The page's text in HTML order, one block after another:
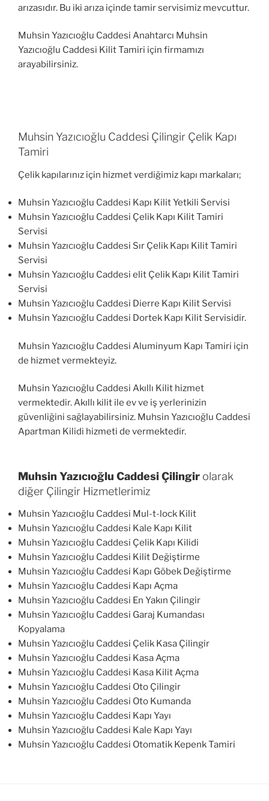
arızasıdır. Bu iki arıza içinde tamir servisimiz mevcuttur.
Muhsin Yazıcıoğlu Caddesi Anahtarcı Muhsin
Yazıcıoğlu Caddesi Kilit Tamiri için firmamızı
arayabilirsiniz.
Muhsin Yazıcıoğlu Caddesi Çilingir Çelik Kapı
Tamiri
Çelik kapılarınız için hizmet verdiğimiz kapı markaları;
Muhsin Yazıcıoğlu Caddesi Kapı Kilit Yetkili Servisi
Muhsin Yazıcıoğlu Caddesi Çelik Kapı Kilit Tamiri
Servisi
Muhsin Yazıcıoğlu Caddesi Sır Çelik Kapı Kilit Tamiri
Servisi
Muhsin Yazıcıoğlu Caddesi elit Çelik Kapı Kilit Tamiri
Servisi
Muhsin Yazıcıoğlu Caddesi Dierre Kapı Kilit Servisi
Muhsin Yazıcıoğlu Caddesi Dortek Kapı Kilit Servisidir.
Muhsin Yazıcıoğlu Caddesi Aluminyum Kapı Tamiri için
de hizmet vermekteyiz.
Muhsin Yazıcıoğlu Caddesi Akıllı Kilit hizmet
vermektedir. Akıllı kilit ile ev ve iş yerlerinizin
güvenliğini sağlayabilirsiniz. Muhsin Yazıcıoğlu Caddesi
Apartman Kilidi hizmeti de vermektedir.
Muhsin Yazıcıoğlu Caddesi Çilingir olarak
diğer Çilingir Hizmetlerimiz
Muhsin Yazıcıoğlu Caddesi Mul-t-lock Kilit
Muhsin Yazıcıoğlu Caddesi Kale Kapı Kilit
Muhsin Yazıcıoğlu Caddesi Çelik Kapı Kilidi
Muhsin Yazıcıoğlu Caddesi Kilit Değiştirme
Muhsin Yazıcıoğlu Caddesi Kapı Göbek Değiştirme
Muhsin Yazıcıoğlu Caddesi Kapı Açma
Muhsin Yazıcıoğlu Caddesi En Yakın Çilingir
Muhsin Yazıcıoğlu Caddesi Garaj Kumandası
Kopyalama
Muhsin Yazıcıoğlu Caddesi Çelik Kasa Çilingir
Muhsin Yazıcıoğlu Caddesi Kasa Açma
Muhsin Yazıcıoğlu Caddesi Kasa Kilit Açma
Muhsin Yazıcıoğlu Caddesi Oto Çilingir
Muhsin Yazıcıoğlu Caddesi Oto Kumanda
Muhsin Yazıcıoğlu Caddesi Kapı Yayı
Muhsin Yazıcıoğlu Caddesi Kale Kapı Yayı
Muhsin Yazıcıoğlu Caddesi Otomatik Kepenk Tamiri